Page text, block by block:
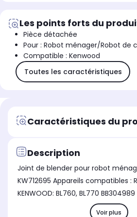
Les points forts du
Pièce détachée
Pour : Robot ménager/Robot de
Compatible : Kenwood
Toutes les caractéristiques
Caractéristiques du
Description
Joint de blender pour robot
KW712695 Appareils compatibles :
KENWOOD: BL760, BL770 BB304989
Voir plus